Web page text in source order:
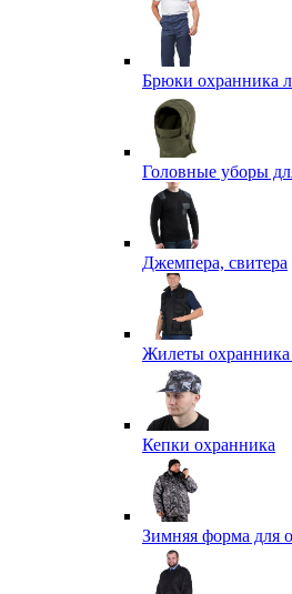
Брюки охранника
Головные уборы
Джемпера, свитера
Жилеты
Кепки охранника
Зимняя форма для